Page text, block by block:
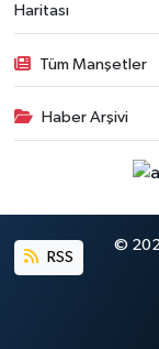
Haritası
Tüm Manşetler
Haber Arşivi
RSS
©